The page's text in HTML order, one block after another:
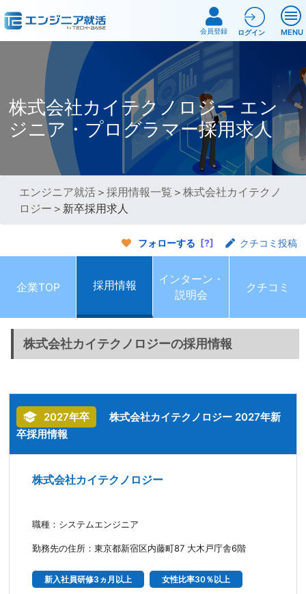
MENU
会員登録 ログイン
株式会社カイテクノロジー エン
ジニア・プログラマー採用求人
エンジニア就活 ＞採用情報一覧 ＞株式会社カイテクノ
ロジー ＞新卒採用求人
フォローする [?] クチコミ投稿
企業TOP 採用情報
インターン・
説明会
クチコミ
株式会社カイテクノロジーの採用情報
2027年卒
株式会社カイテクノロジー 2027年新
卒採用情報
株式会社カイテクノロジー
職種：システムエンジニア
勤務先の住所：東京都新宿区内藤町87 大木戸庁舎6階
新入社員研修3ヵ月以上 女性比率30％以上